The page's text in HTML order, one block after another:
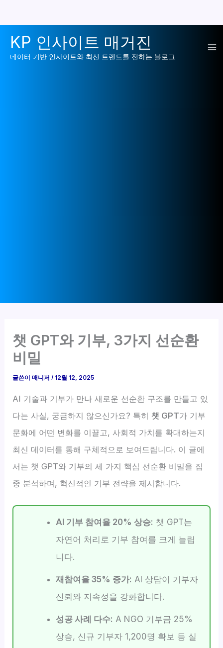
KP 인사이트 매거진
데이터 기반 인사이트와 최신 트렌드를 전하는 블로그
챗 GPT와 기부, 3가지 선순환
비밀
글쓴이매니저/ 12월 12, 2025
AI 기술과 기부가 만나 새로운 선순환 구조를 만들고 있
다는 사실, 궁금하지 않으신가요? 특히 챗 GPT가 기부
문화에 어떤 변화를 이끌고, 사회적 가치를 확대하는지
최신 데이터를 통해 구체적으로 보여드립니다. 이 글에
서는 챗 GPT와 기부의 세 가지 핵심 선순환 비밀을 집
중 분석하며, 혁신적인 기부 전략을 제시합니다.
AI 기부 참여율 20% 상승: 챗 GPT는
자연어 처리로 기부 참여를 크게 늘립
니다.
재참여율 35% 증가: AI 상담이 기부자
신뢰와 지속성을 강화합니다.
성공 사례 다수: A NGO 기부금 25%
상승, 신규 기부자 1,200명 확보 등 실